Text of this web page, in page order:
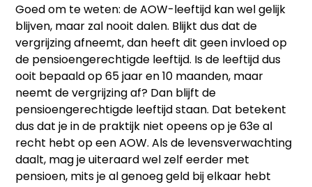
Goed om te weten: de AOW-leeftijd kan wel gelijk
blijven, maar zal nooit dalen. Blijkt dus dat de
vergrijzing afneemt, dan heeft dit geen invloed op
de pensioengerechtigde leeftijd. Is de leeftijd dus
ooit bepaald op 65 jaar en 10 maanden, maar
neemt de vergrijzing af? Dan blijft de
pensioengerechtigde leeftijd staan. Dat betekent
dus dat je in de praktijk niet opeens op je 63e al
recht hebt op een AOW. Als de levensverwachting
daalt, mag je uiteraard wel zelf eerder met
pensioen, mits je al genoeg geld bij elkaar hebt